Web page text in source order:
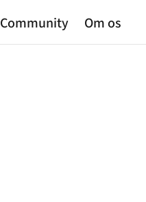
Community Om os